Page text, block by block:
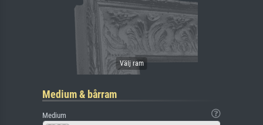
Medium & bårram
Medium